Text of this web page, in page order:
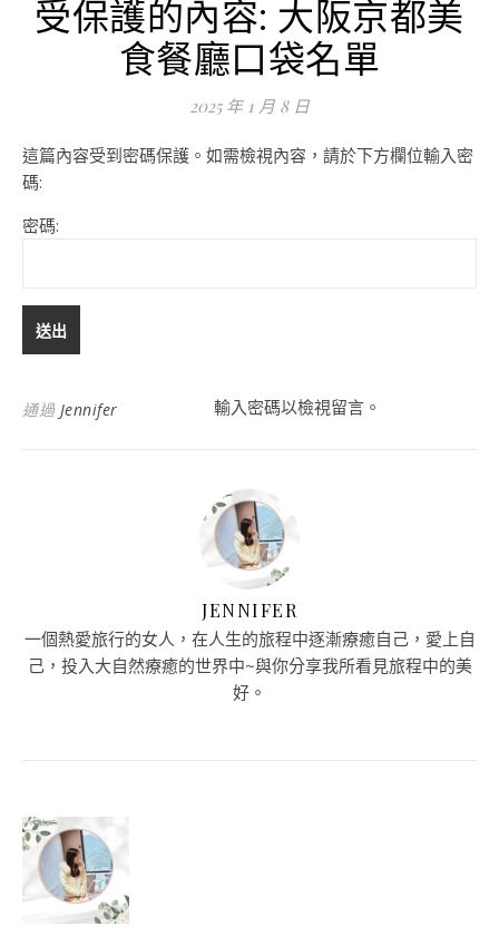
受保護的內容: 大阪京都美
食餐廳口袋名單
2025 年 1 月 8 日
這篇內容受到密碼保護。如需檢視內容，請於下方欄位輸入密
碼:
密碼:
通過 Jennifer 輸入密碼以檢視留言。
JENNIFER
一個熱愛旅行的女人，在人生的旅程中逐漸療癒自己，愛上自
己，投入大自然療癒的世界中~與你分享我所看見旅程中的美
好。